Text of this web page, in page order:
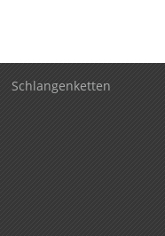
Schlangenketten